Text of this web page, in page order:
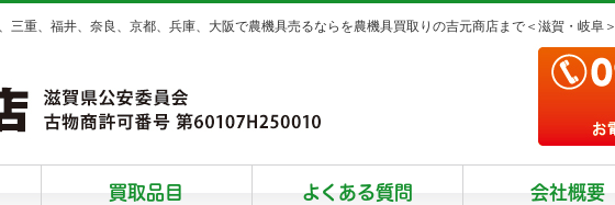
三重、福井、奈良、京都、兵庫、大阪で農機具売るならを農機具買取りの吉元商店まで＜滋賀・岐阜＞
買取品目 よくある質問 会社概要